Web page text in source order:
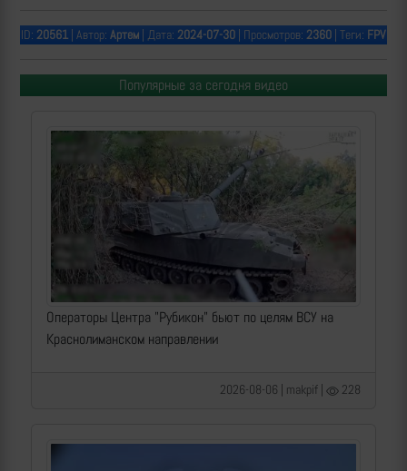
ID: 20561 | Автор: Артем | Дата: 2024-07-30 | Просмотров: 2360 | Теги: FPV
Популярные за сегодня видео
Операторы Центра "Рубикон" бьют по целям ВСУ на
Краснолиманском направлении
2026-08-06 | makpif | 228